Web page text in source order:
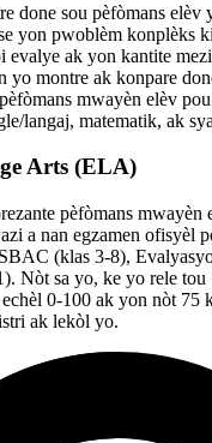
done sou pèfòmans elèv
yon pwoblèm konplèks
evalye ak yon kantite
yo montre ak konpare
mwayèn elèv
langaj, matematik, ak
Arts (ELA)
pèfòmans mwayèn
a nan egzamen ofisyèl
(klas 3-8),
Nòt sa yo, ke yo rele
0-100 ak yon nòt 75
ak lekòl yo.